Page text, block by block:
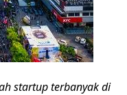
startup terbanyak di